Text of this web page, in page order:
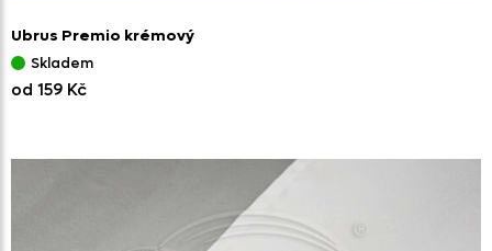
Ubrus Premio krémový
Skladem
od 159 Kč